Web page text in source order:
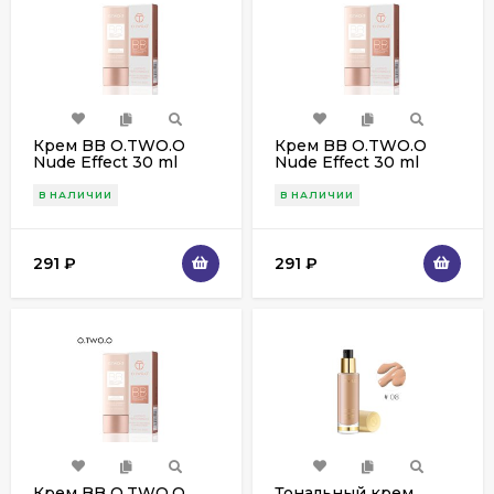
Крем BB O.TWO.O
Nude Effect 30 ml
В НАЛИЧИИ
291 ₽
Крем BB O.TWO.O
Nude Effect 30 ml
В НАЛИЧИИ
291 ₽